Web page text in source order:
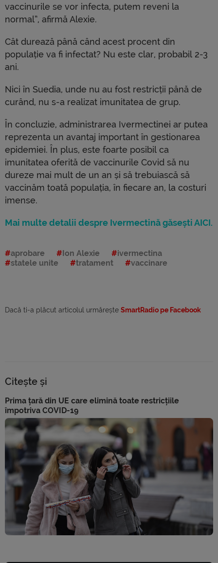
vaccinurile se vor infecta, putem reveni la
normal”, afirmă Alexie.
Cât durează până când acest procent din
populație va fi infectat? Nu este clar, probabil 2-3
ani.
Nici în Suedia, unde nu au fost restricții până de
curând, nu s-a realizat imunitatea de grup.
În concluzie, administrarea Ivermectinei ar putea
reprezenta un avantaj important în gestionarea
epidemiei. În plus, este foarte posibil ca
imunitatea oferită de vaccinurile Covid să nu
dureze mai mult de un an și să trebuiască să
vaccinăm toată populația, în fiecare an, la costuri
imense.
Mai multe detalii despre Ivermectină găsești AICI.
aprobare Ion Alexie
ivermectina
statele unite
tratament vaccinare
Dacă ti-a plăcut articolul urmărește SmartRadio pe Facebook
Citește și
Prima țară din UE care elimină toate restricțiile
împotriva COVID-19